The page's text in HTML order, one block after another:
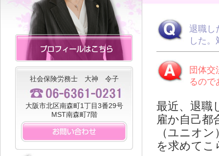
社会保険労務士 大神 令子
大阪市北区南森町1丁目3番29号
MST南森町7階
退職し
した
団体
るので
最近、退職
雇か自己都
（ユニオ
を求めてこ